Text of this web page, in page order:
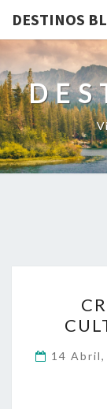
DESTINOS
14 Abril,